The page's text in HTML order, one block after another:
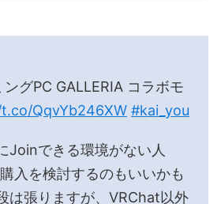
グPC GALLERIA コラボモ
QqvYb246XW #kai_you
Joinできる環境がない人
入を検討するのもいいかも
は張りますが、VRChat以外